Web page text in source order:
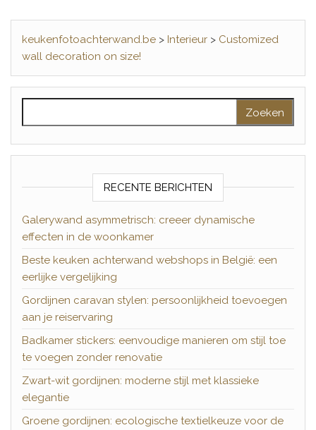
keukenfotoachterwand.be > Interieur > Customized
wall decoration on size!
RECENTE BERICHTEN
Galerywand asymmetrisch: creeer dynamische
effecten in de woonkamer
Beste keuken achterwand webshops in België: een
eerlijke vergelijking
Gordijnen caravan stylen: persoonlijkheid toevoegen
aan je reiservaring
Badkamer stickers: eenvoudige manieren om stijl toe
te voegen zonder renovatie
Zwart-wit gordijnen: moderne stijl met klassieke
elegantie
Groene gordijnen: ecologische textielkeuze voor de